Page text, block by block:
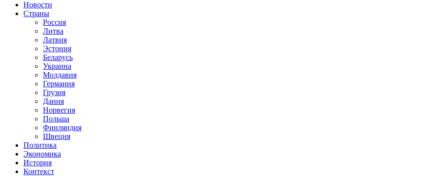
Новости
Страны
Россия
Литва
Латвия
Эстония
Беларусь
Украина
Молдавия
Германия
Грузия
Дания
Норвегия
Польша
Финляндия
Швеция
Политика
Экономика
История
Контекст